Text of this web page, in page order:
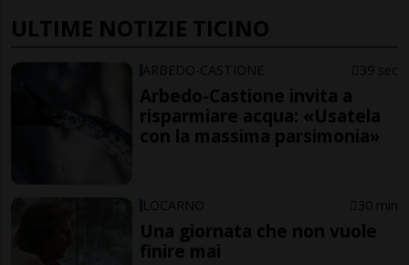
ULTIME NOTIZIE TICINO
ARBEDO-CASTIONE 39 sec
Arbedo-Castione invita a
risparmiare acqua: «Usatela
con la massima parsimonia»
LOCARNO 30 min
Una giornata che non vuole
finire mai